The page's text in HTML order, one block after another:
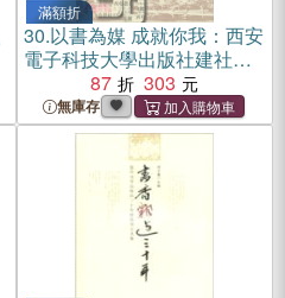
滿額折
30.以書為媒 成就你我：西安
電子科技大學出版社建社三
十周年（簡體書）
87 303
無庫存